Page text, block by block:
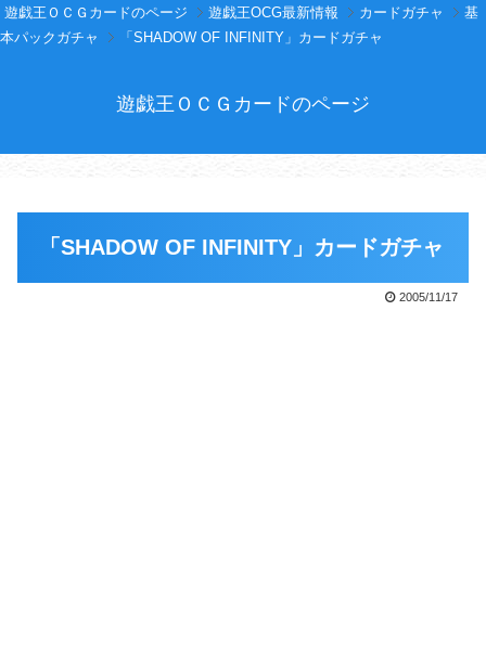
遊戯王ＯＣＧカードのページ 遊戯王OCG最新情報 カードガチャ
基
本パックガチャ
「SHADOW OF INFINITY」カードガチャ
遊戯王ＯＣＧカードのページ
「SHADOW OF INFINITY」カードガチャ
2005/11/17